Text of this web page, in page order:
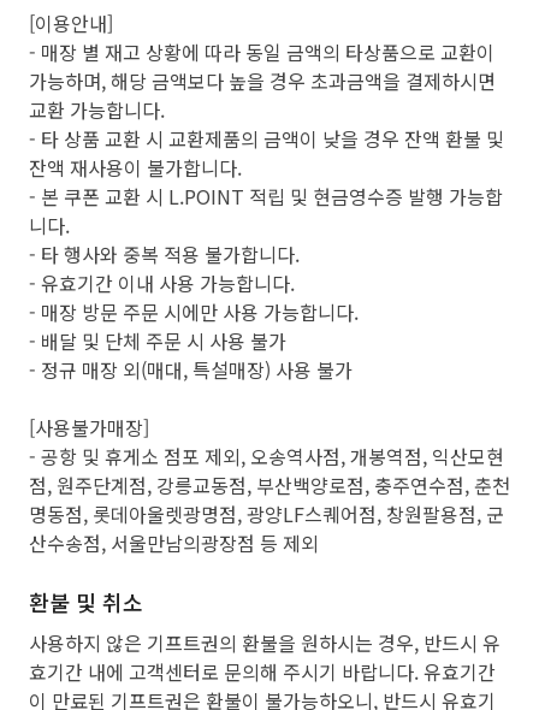
[이용안내]
- 매장 별 재고 상황에 따라 동일 금액의 타상품으로 교환이
가능하며, 해당 금액보다 높을 경우 초과금액을 결제하시면
교환 가능합니다.
- 타 상품 교환 시 교환제품의 금액이 낮을 경우 잔액 환불 및
잔액 재사용이 불가합니다.
- 본 쿠폰 교환 시 L.POINT 적립 및 현금영수증 발행 가능합
니다.
- 타 행사와 중복 적용 불가합니다.
- 유효기간 이내 사용 가능합니다.
- 매장 방문 주문 시에만 사용 가능합니다.
- 배달 및 단체 주문 시 사용 불가
- 정규 매장 외(매대, 특설매장) 사용 불가
[사용불가매장]
- 공항 및 휴게소 점포 제외, 오송역사점, 개봉역점, 익산모현
점, 원주단계점, 강릉교동점, 부산백양로점, 충주연수점, 춘천
명동점, 롯데아울렛광명점, 광양LF스퀘어점, 창원팔용점, 군
산수송점, 서울만남의광장점 등 제외
환불 및 취소
사용하지 않은 기프트권의 환불을 원하시는 경우, 반드시 유
효기간 내에 고객센터로 문의해 주시기 바랍니다. 유효기간
이 만료된 기프트권은 환불이 불가능하오니, 반드시 유효기